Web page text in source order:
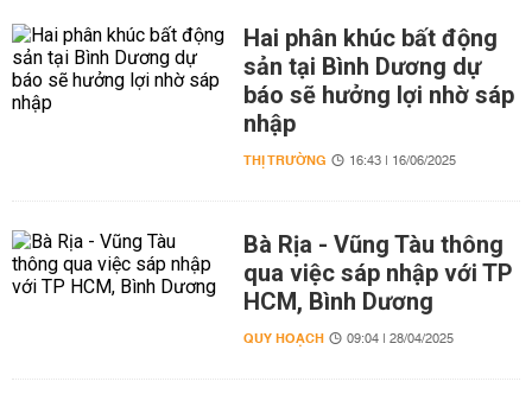
Hai phân khúc bất động
sản tại Bình Dương dự
báo sẽ hưởng lợi nhờ sáp
nhập
THỊ TRƯỜNG 16:43 | 16/06/2025
Bà Rịa - Vũng Tàu thông
qua việc sáp nhập với TP
HCM, Bình Dương
QUY HOẠCH 09:04 | 28/04/2025